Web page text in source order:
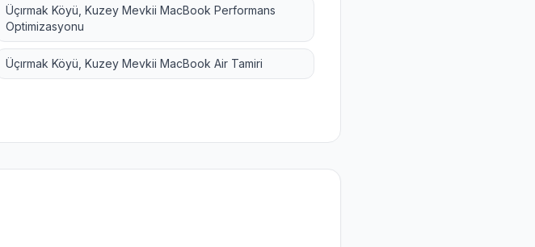
Üçırmak Köyü, Kuzey Mevkii MacBook Performans
Optimizasyonu
Üçırmak Köyü, Kuzey Mevkii MacBook Air Tamiri